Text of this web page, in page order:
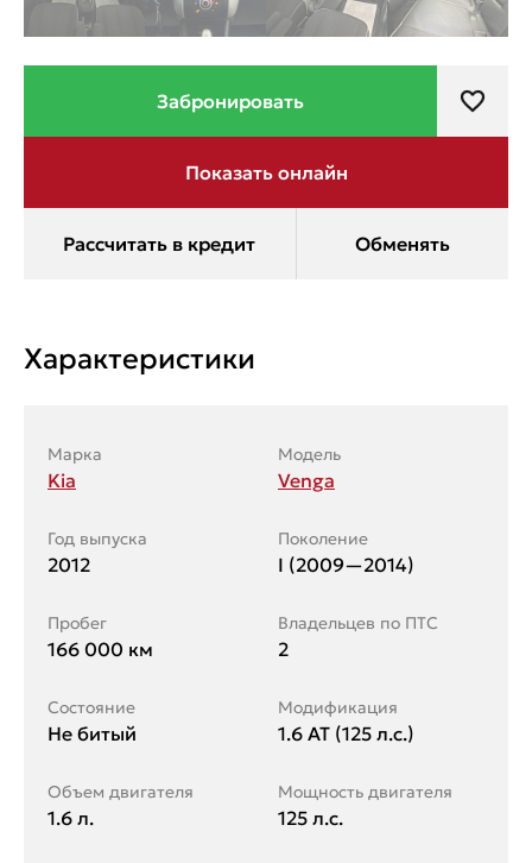
Характеристики
Марка
Kia
Модель
Venga
Год выпуска
2012
Поколение
I (2009—2014)
Пробег
166 000 км
Владельцев по ПТС
2
Состояние
Не битый
Модификация
1.6 AT (125 л.с.)
Объем двигателя
1.6 л.
Мощность двигателя
125 л.с.